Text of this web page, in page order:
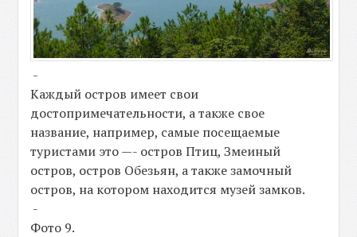
-
Каждый остров имеет свои
достопримечательности, а также свое
название, например, самые посещаемые
туристами это —- остров Птиц, Змеиный
остров, остров Обезьян, а также замочный
остров, на котором находится музей замков.
-
Фото 9.